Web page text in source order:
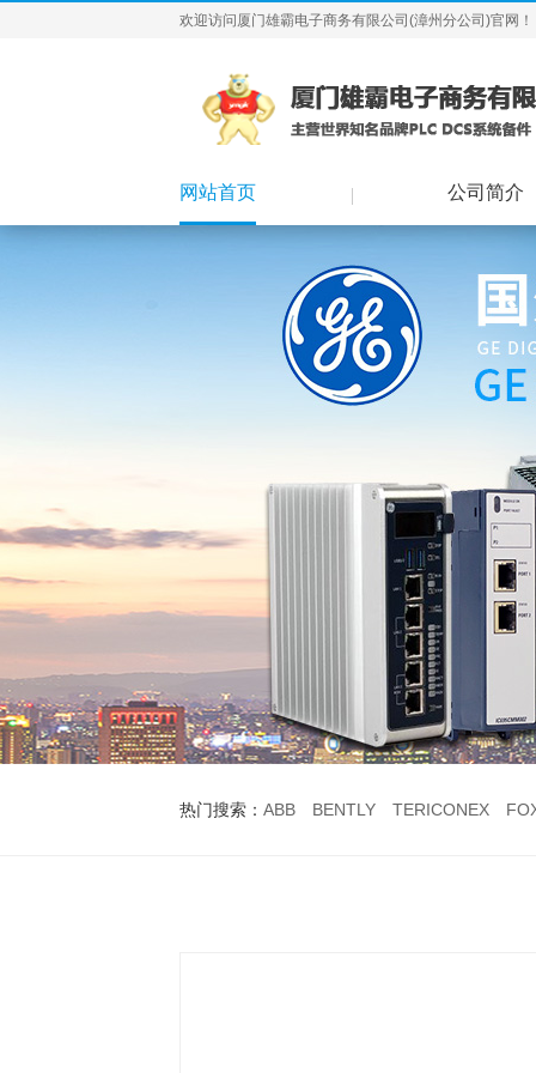
欢迎访问厦门雄霸电子商务有限公司(漳州分公司)官网！
网站首页 公司简介
热门搜索： ABB BENTLY TERICONEX